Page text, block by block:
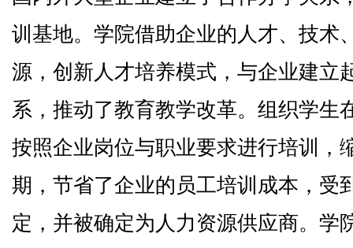
训基地。学院借助企业的人才、技术
源，创新人才培养模式，与企业建立
系，推动了教育教学改革。组织学生
按照企业岗位与职业要求进行培训，
期，节省了企业的员工培训成本，受
定，并被确定为人力资源供应商。学